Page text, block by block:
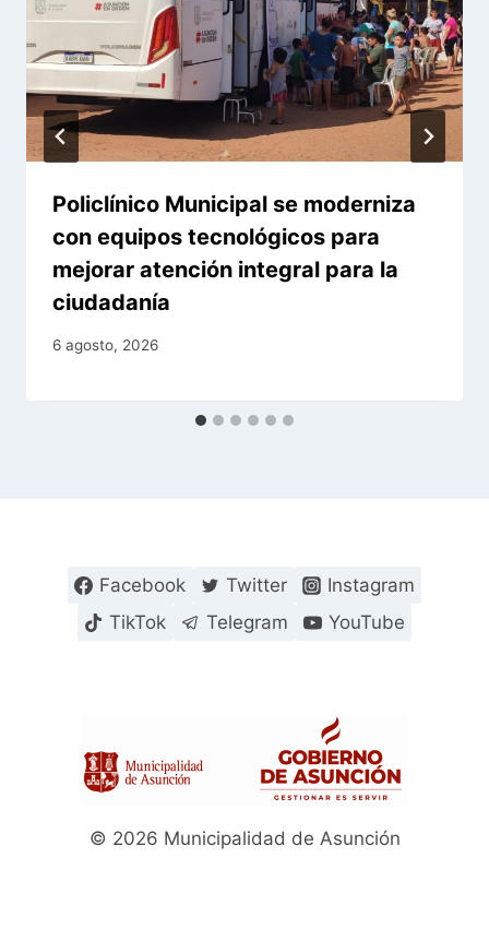
Policlínico Municipal se moderniza
con equipos tecnológicos para
mejorar atención integral para la
ciudadanía
6 agosto, 2026
Facebook Twitter
Instagram
TikTok
Telegram YouTube
© 2026 Municipalidad de Asunción